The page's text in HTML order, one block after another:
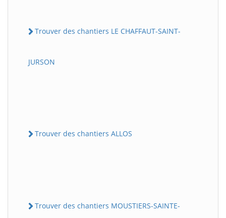
Trouver des chantiers LE CHAFFAUT-SAINT-
JURSON
Trouver des chantiers ALLOS
Trouver des chantiers MOUSTIERS-SAINTE-